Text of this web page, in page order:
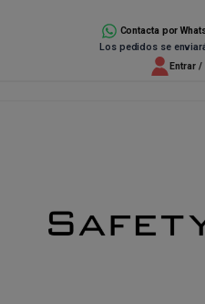
Contacta por
Los pedidos se
Entrar